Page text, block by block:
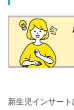
新生児インサー